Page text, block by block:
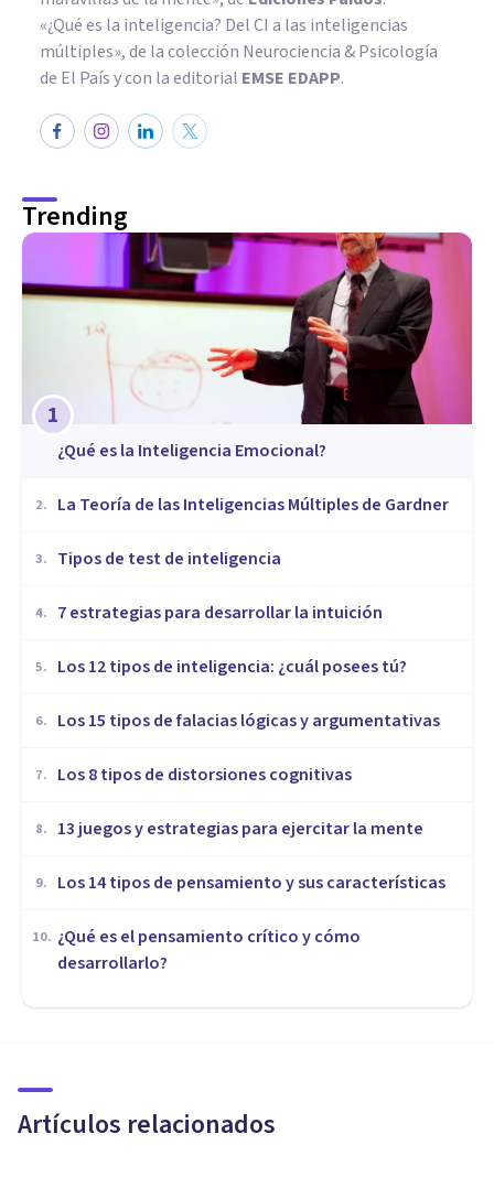
«¿Qué es la inteligencia? Del CI a las inteligencias
múltiples», de la colección Neurociencia & Psicología
de El País y con la editorial EMSE EDAPP.
Trending
1
¿Qué es la Inteligencia Emocional?
2. La Teoría de las Inteligencias Múltiples de Gardner
3. ​Tipos de test de inteligencia
4. 7 estrategias para desarrollar la intuición
5. Los 12 tipos de inteligencia: ¿cuál posees tú?
6. Los 15 tipos de falacias lógicas y argumentativas
7. Los 8 tipos de distorsiones cognitivas
8. 13 juegos y estrategias para ejercitar la mente
9. Los 14 tipos de pensamiento y sus características
10. ¿Qué es el pensamiento crítico y cómo
desarrollarlo?
Artículos relacionados
escuchando música?